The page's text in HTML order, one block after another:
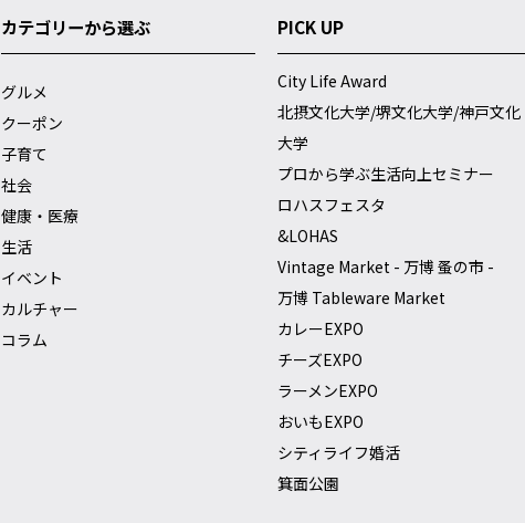
カテゴリーから選ぶ
グルメ
クーポン
子育て
社会
健康・医療
生活
イベント
カルチャー
コラム
PICK UP
City Life Award
北摂文化大学/堺文化大学/神戸文化
大学
プロから学ぶ生活向上セミナー
ロハスフェスタ
&LOHAS
Vintage Market - 万博 蚤の市 -
万博 Tableware Market
カレーEXPO
チーズEXPO
ラーメンEXPO
おいもEXPO
シティライフ婚活
箕面公園